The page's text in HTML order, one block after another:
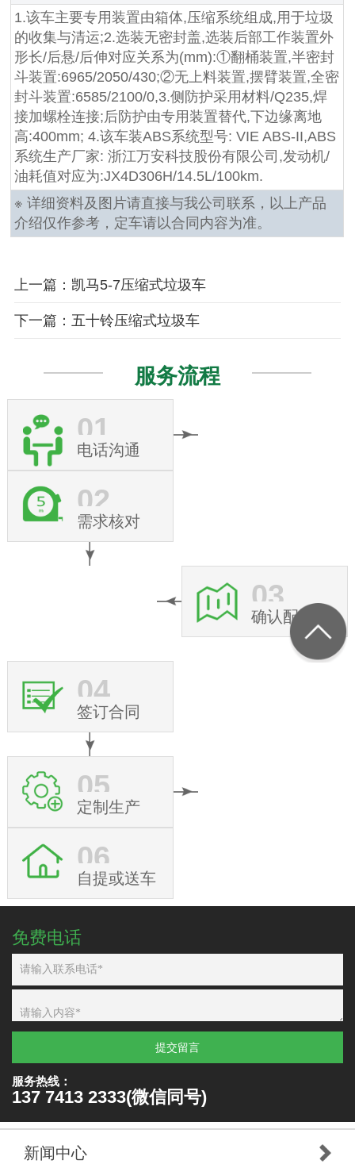
1.该车主要专用装置由箱体,压缩系统组成,用于垃圾
的收集与清运;2.选装无密封盖,选装后部工作装置外
形长/后悬/后伸对应关系为(mm):①翻桶装置,半密封
斗装置:6965/2050/430;②无上料装置,摆臂装置,全密
封斗装置:6585/2100/0,3.侧防护采用材料/Q235,焊
接加螺栓连接;后防护由专用装置替代,下边缘离地
高:400mm; 4.该车装ABS系统型号: VIE ABS-II,ABS
系统生产厂家: 浙江万安科技股份有限公司,发动机/
油耗值对应为:JX4D306H/14.5L/100km.
※ 详细资料及图片请直接与我公司联系，以上产品
介绍仅作参考，定车请以合同内容为准。
上一篇：凯马5-7压缩式垃圾车
下一篇：五十铃压缩式垃圾车
服务流程
01
电话沟通
02
需求核对
03
确认配置
04
签订合同
05
定制生产
06
自提或送车
免费电话
提交留言
服务热线：
137 7413 2333(微信同号)
新闻中心